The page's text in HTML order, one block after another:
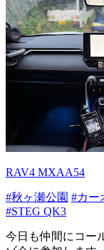
RAV4 MXAA54
#秋ヶ瀬公園 #カー
#STEG QK3
今日も仲間にコー